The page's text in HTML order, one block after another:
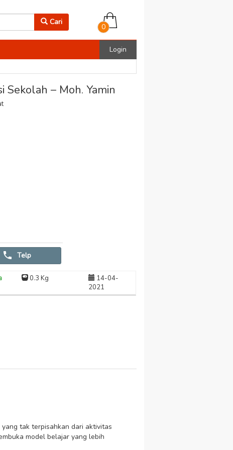
Cari
0
Login
– Moh. Yamin
Telp
0.3 Kg
14-04-
2021
tak terpisahkan dari aktivitas
model belajar yang lebih